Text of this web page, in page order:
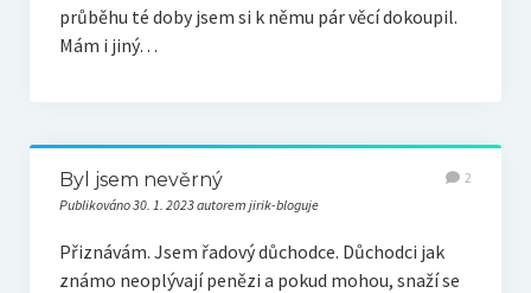
průběhu té doby jsem si k němu pár věcí dokoupil.
Mám i jiný…
Byl jsem nevěrný
Publikováno 30. 1. 2023 autorem jirik-bloguje
2
Přiznávám. Jsem řadový důchodce. Důchodci jak
známo neoplývají penězi a pokud mohou, snaží se